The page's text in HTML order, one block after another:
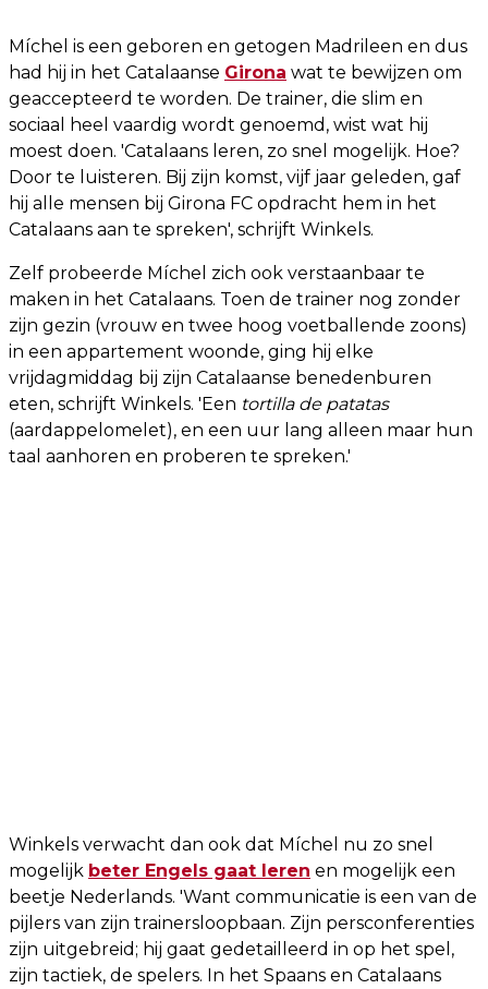
Míchel is een geboren en getogen Madrileen en dus
had hij in het Catalaanse Girona wat te bewijzen om
geaccepteerd te worden. De trainer, die slim en
sociaal heel vaardig wordt genoemd, wist wat hij
moest doen. 'Catalaans leren, zo snel mogelijk. Hoe?
Door te luisteren. Bij zijn komst, vijf jaar geleden, gaf
hij alle mensen bij Girona FC opdracht hem in het
Catalaans aan te spreken', schrijft Winkels.
Zelf probeerde Míchel zich ook verstaanbaar te
maken in het Catalaans. Toen de trainer nog zonder
zijn gezin (vrouw en twee hoog voetballende zoons)
in een appartement woonde, ging hij elke
vrijdagmiddag bij zijn Catalaanse benedenburen
eten, schrijft Winkels. 'Een tortilla de patatas
(aardappelomelet), en een uur lang alleen maar hun
taal aanhoren en proberen te spreken.'
Winkels verwacht dan ook dat Míchel nu zo snel
mogelijk beter Engels gaat leren en mogelijk een
beetje Nederlands. 'Want communicatie is een van de
pijlers van zijn trainersloopbaan. Zijn persconferenties
zijn uitgebreid; hij gaat gedetailleerd in op het spel,
zijn tactiek, de spelers. In het Spaans en Catalaans